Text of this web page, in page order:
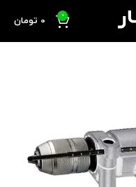
0
0 تومان